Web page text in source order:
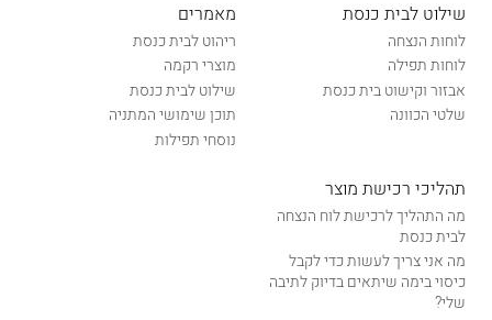
שילוט לבית כנסת
לוחות הנצחה
לוחות תפילה
אבזור וקישוט בית כנסת
שלטי הכוונה
מאמרים
ריהוט לבית כנסת
מוצרי רקמה
שילוט לבית כנסת
תוכן שימושי המתניה
נוסחי תפילות
תהליכי רכישת מוצר
מה התהליך לרכישת לוח הנצחה
לבית כנסת
מה אני צריך לעשות כדי לקבל
כיסוי בימה שיתאים בדיוק לתיבה
שלי?